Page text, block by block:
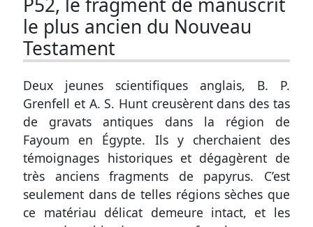
le plus ancien du Nouveau
Testament
Deux jeunes scientifiques anglais, B. P.
Grenfell et A. S. Hunt creusèrent dans des tas
de gravats antiques dans la région de
Fayoum en Égypte. Ils y cherchaient des
témoignages historiques et dégagèrent de
très anciens fragments de papyrus. C’est
seulement dans de telles régions sèches que
ce matériau délicat demeure intact, et les